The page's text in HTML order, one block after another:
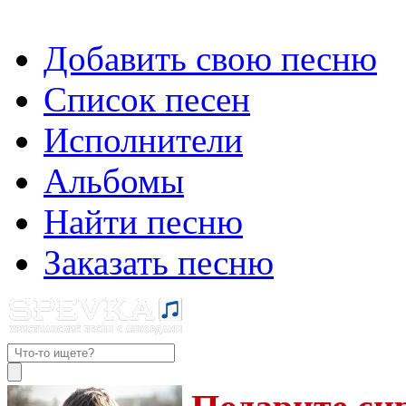
Добавить свою песню
Список песен
Исполнители
Альбомы
Найти песню
Заказать песню